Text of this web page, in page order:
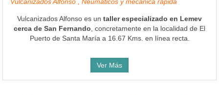
Vulcanizados Alfonso es un taller especializado en Lemev
cerca de San Fernando , concretamente en la localidad de El
Puerto de Santa María a 16.67 Kms. en línea recta.
Ver Más